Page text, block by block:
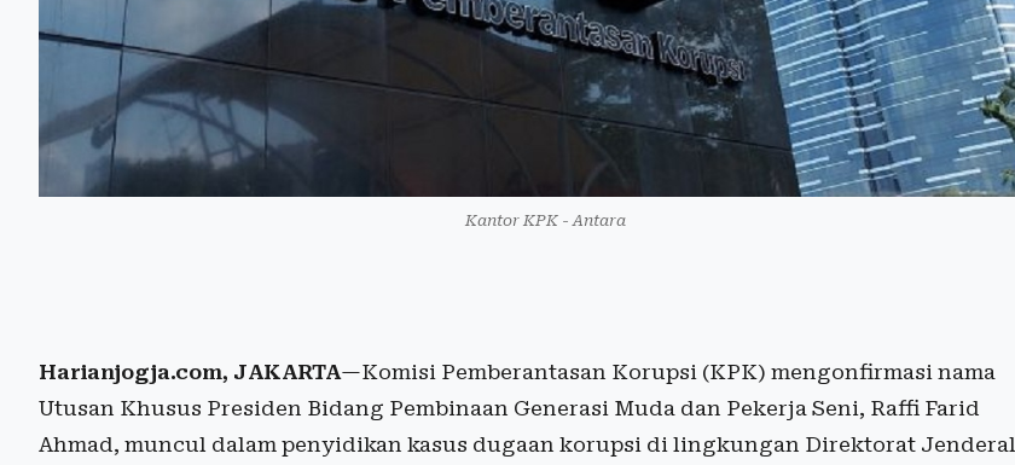
Kantor KPK - Antara
Harianjogja.com, JAKARTA—Komisi Pemberantasan Korupsi (KPK) mengonfirmasi nama
Utusan Khusus Presiden Bidang Pembinaan Generasi Muda dan Pekerja Seni, Raffi Farid
Ahmad, muncul dalam penyidikan kasus dugaan korupsi di lingkungan Direktorat Jenderal